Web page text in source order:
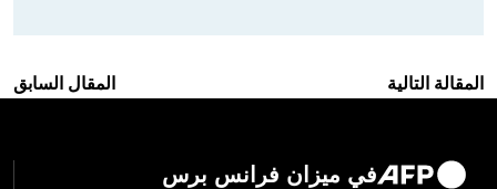
المقالة التالية المقال السابق
في ميزان فرانس برس